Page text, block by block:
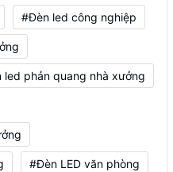
#Đèn led công nghiệp
led phản quang nhà xưởng
#Đèn LED văn phòng